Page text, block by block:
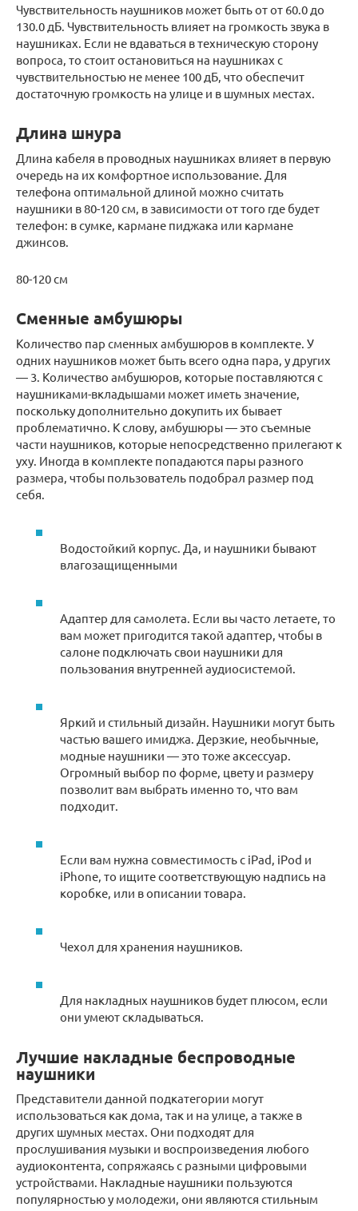
Чувствительность наушников может быть от от 60.0 до
130.0 дБ. Чувствительность влияет на громкость звука в
наушниках. Если не вдаваться в техническую сторону
вопроса, то стоит остановиться на наушниках с
чувствительностью не менее 100 дБ, что обеспечит
достаточную громкость на улице и в шумных местах.
Длина шнура
Длина кабеля в проводных наушниках влияет в первую
очередь на их комфортное использование. Для
телефона оптимальной длиной можно считать
наушники в 80-120 см, в зависимости от того где будет
телефон: в сумке, кармане пиджака или кармане
джинсов.
80-120 см
Сменные амбушюры
Количество пар сменных амбушюров в комплекте. У
одних наушников может быть всего одна пара, у других
— 3. Количество амбушюров, которые поставляются с
наушниками-вкладышами может иметь значение,
поскольку дополнительно докупить их бывает
проблематично. К слову, амбушюры — это съемные
части наушников, которые непосредственно прилегают к
уху. Иногда в комплекте попадаются пары разного
размера, чтобы пользователь подобрал размер под
себя.
Водостойкий корпус. Да, и наушники бывают
влагозащищенными
Адаптер для самолета. Если вы часто летаете, то
вам может пригодится такой адаптер, чтобы в
салоне подключать свои наушники для
пользования внутренней аудиосистемой.
Яркий и стильный дизайн. Наушники могут быть
частью вашего имиджа. Дерзкие, необычные,
модные наушники — это тоже аксессуар.
Огромный выбор по форме, цвету и размеру
позволит вам выбрать именно то, что вам
подходит.
Если вам нужна совместимость с iPad, iPod и
iPhone, то ищите соответствующую надпись на
коробке, или в описании товара.
Чехол для хранения наушников.
Для накладных наушников будет плюсом, если
они умеют складываться.
Лучшие накладные беспроводные
наушники
Представители данной подкатегории могут
использоваться как дома, так и на улице, а также в
других шумных местах. Они подходят для
прослушивания музыки и воспроизведения любого
аудиоконтента, сопряжаясь с разными цифровыми
устройствами. Накладные наушники пользуются
популярностью у молодежи, они являются стильным